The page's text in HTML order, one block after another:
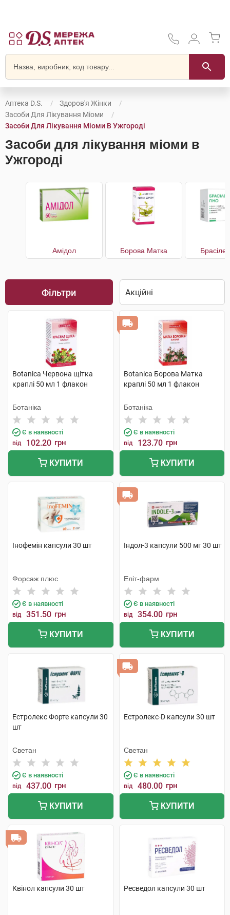
Аптека D.S.
Здоров'я Жінки
Засоби Для Лікування Міоми
Засоби Для Лікування Міоми В Ужгороді
Засоби для лікування міоми в
Ужгороді
Амідол Борова Матка
Фільтри
Botanica Червона щітка
краплі 50 мл 1 флакон
Ботаніка
Є в наявності
від 102.20 грн
КУПИТИ
Botanica Борова Матка
краплі 50 мл 1 флакон
Ботаніка
Є в наявності
від 123.70 грн
КУПИТИ
Інофемін капсули 30 шт
Форсаж плюс
Є в наявності
від 351.50 грн
КУПИТИ
Індол-3 капсули 500 мг 30 шт
Еліт-фарм
Є в наявності
від 354.00 грн
КУПИТИ
Естролекс Форте капсули 30
шт
Светан
Є в наявності
від 437.00 грн
КУПИТИ
Естролекс-D капсули 30 шт
Светан
Є в наявності
від 480.00 грн
КУПИТИ
Квінол капсули 30 шт Ресведол капсули 30 шт